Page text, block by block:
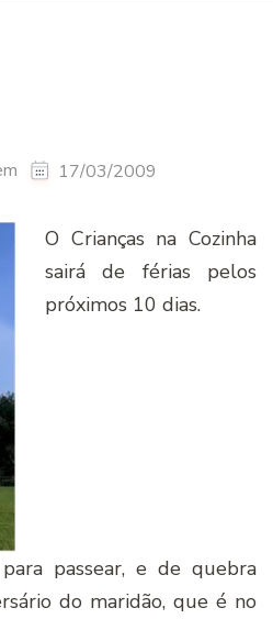
17/03/2009
O Crianças na Cozinha
sairá de férias pelos
próximos 10 dias.
passear, e de quebra
do maridão, que é no